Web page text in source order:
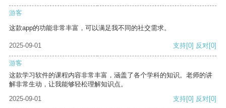
游客
这款app的功能非常丰富，可以满足我不同的社交需求。
2025-09-01 支持[0] 反对[0]
游客
这款学习软件的课程内容非常丰富，涵盖了各个学科的知识。老师的讲
解非常生动，让我能够轻松理解知识点。
2025-09-01
支持[0] 反对[0]